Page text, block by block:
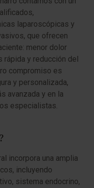
laparoscópicas y
que ofrecen
menor dolor
rápida y reducción del
compromiso es
y personalizada,
avanzada y en la
especialistas.
incorpora una amplia
incluyendo
sistema endocrino,